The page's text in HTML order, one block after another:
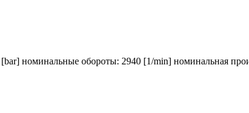
номинальные обороты: 2940 [1/min] номинальная